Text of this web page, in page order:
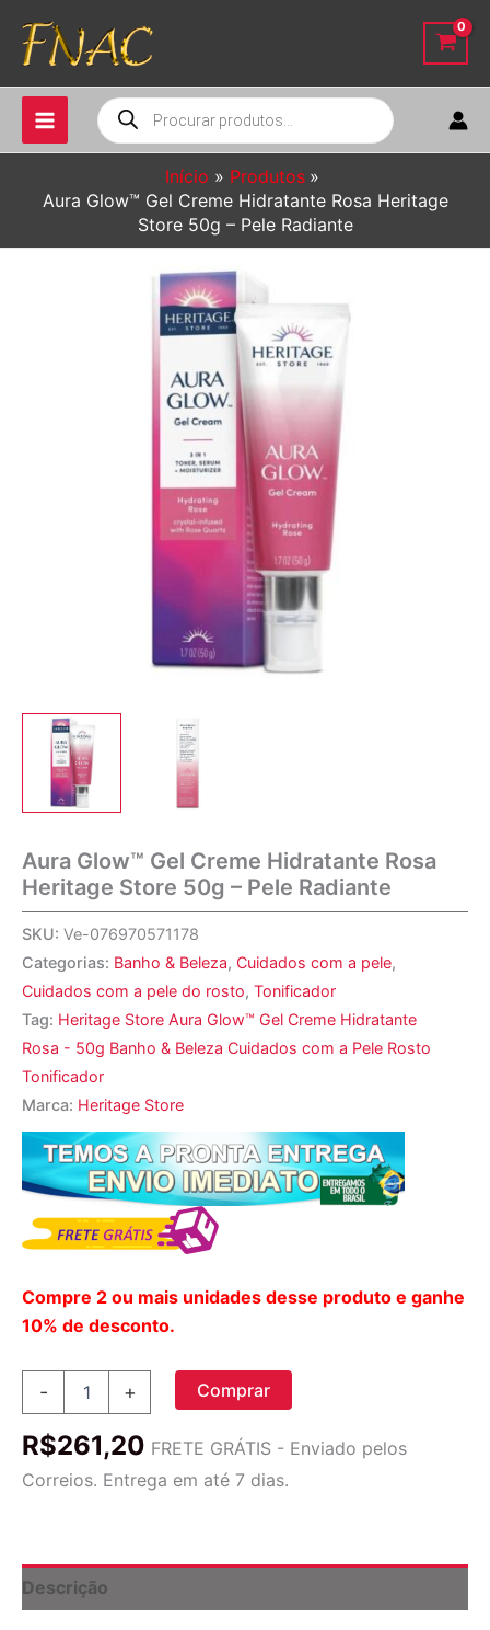
para
conteúdo
Pesquisar
produtos
Início
Produtos
Aura Glow™ Gel Creme Hidratante Rosa Heritage
Store 50g – Pele Radiante
Aura Glow™ Gel Creme Hidratante Rosa
Heritage Store 50g – Pele Radiante
SKU: Ve-076970571178
Categorias: Banho & Beleza, Cuidados com a pele,
Cuidados com a pele do rosto, Tonificador
Tag: Heritage Store Aura Glow™ Gel Creme Hidratante
Rosa - 50g Banho & Beleza Cuidados com a Pele Rosto
Tonificador
Marca: Heritage Store
Compre 2 ou mais unidades desse produto e ganhe
10% de desconto.
-
Creme
Rosa
-
Pele
+ Comprar
R$261,20 FRETE GRÁTIS - Enviado pelos
Correios. Entrega em até 7 dias.
Descrição